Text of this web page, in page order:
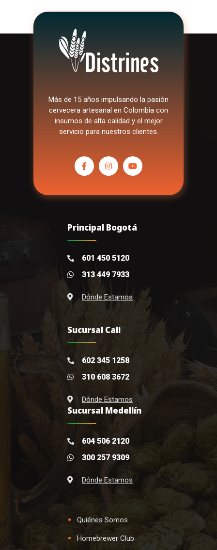
Más de 15 años impulsando la pasión
cervecera artesanal en Colombia con
insumos de alta calidad y el mejor
servicio para nuestros clientes.
Principal Bogotá
601 450 5120
313 449 7933
Dónde Estamos
Sucursal Cali
602 345 1258
310 608 3672
Dónde Estamos
Sucursal Medellín
604 506 2120
300 257 9309
Dónde Estamos
Quiénes Somos
Homebrewer Club